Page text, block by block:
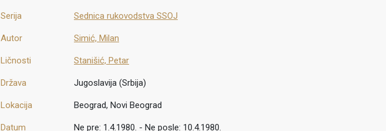
Serija Sednica rukovodstva SSOJ
Autor Simić, Milan
Ličnosti Stanišić, Petar
Država Jugoslavija (Srbija)
Lokacija Beograd, Novi Beograd
Datum Ne pre: 1.4.1980. - Ne posle: 10.4.1980.